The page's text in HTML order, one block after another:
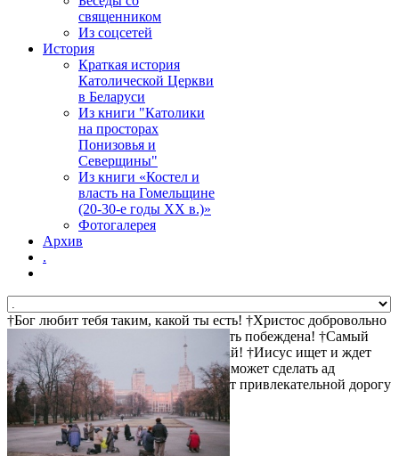
священником
Из соцсетей
История
Краткая история
Католической Церкви
в Беларуси
Из книги "Католики
на просторах
Понизовья и
Северщины"
Из книги «Костел и
власть на Гомельщине
(20-30-е годы ХХ в.)»
Фотогалерея
Архив
.
†Бог любит тебя таким, какой ты есть! †Христос добровольно
пошел на крест за твои грехи †Смерть побеждена! †Самый
прямой путь к спасению - не осуждай! †Иисус ищет и ждет
тебя! †Христос воскрес! †Дьявол не может сделать ад
привлекательным, поэтому он делает привлекательной дорогу
туда